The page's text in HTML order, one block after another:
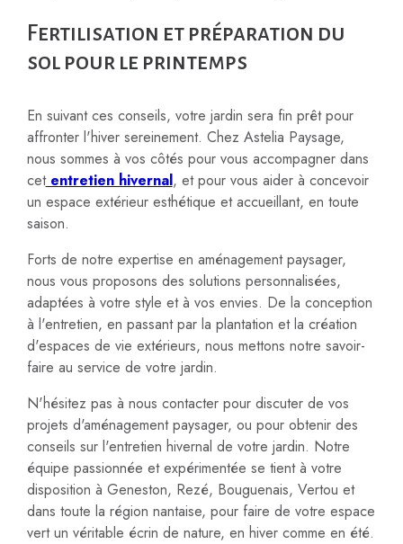
Fertilisation et préparation du
sol pour le printemps
En suivant ces conseils, votre jardin sera fin prêt pour
affronter l'hiver sereinement. Chez Astelia Paysage,
nous sommes à vos côtés pour vous accompagner dans
cetentretien hivernal, et pour vous aider à concevoir
un espace extérieur esthétique et accueillant, en toute
saison.
Forts de notre expertise en aménagement paysager,
nous vous proposons des solutions personnalisées,
adaptées à votre style et à vos envies. De la conception
à l'entretien, en passant par la plantation et la création
d'espaces de vie extérieurs, nous mettons notre savoir-
faire au service de votre jardin.
N'hésitez pas à nous contacter pour discuter de vos
projets d'aménagement paysager, ou pour obtenir des
conseils sur l'entretien hivernal de votre jardin. Notre
équipe passionnée et expérimentée se tient à votre
disposition à Geneston, Rezé, Bouguenais, Vertou et
dans toute la région nantaise, pour faire de votre espace
vert un véritable écrin de nature, en hiver comme en été.